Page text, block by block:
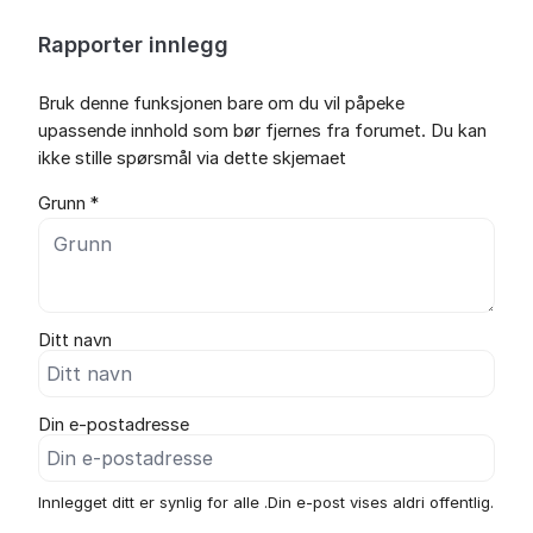
Rapporter innlegg
Bruk denne funksjonen bare om du vil påpeke
upassende innhold som bør fjernes fra forumet. Du kan
ikke stille spørsmål via dette skjemaet
Grunn *
Ditt navn
Din e-postadresse
Innlegget ditt er synlig for alle .Din e-post vises aldri offentlig.